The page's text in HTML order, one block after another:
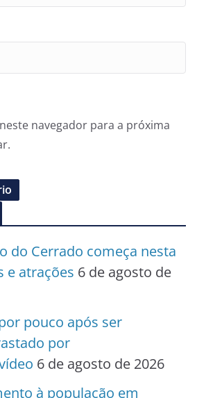
navegador para a próxima
do Cerrado começa nesta
e atrações 6 de agosto de
pouco após ser
por
6 de agosto de 2026
à população em